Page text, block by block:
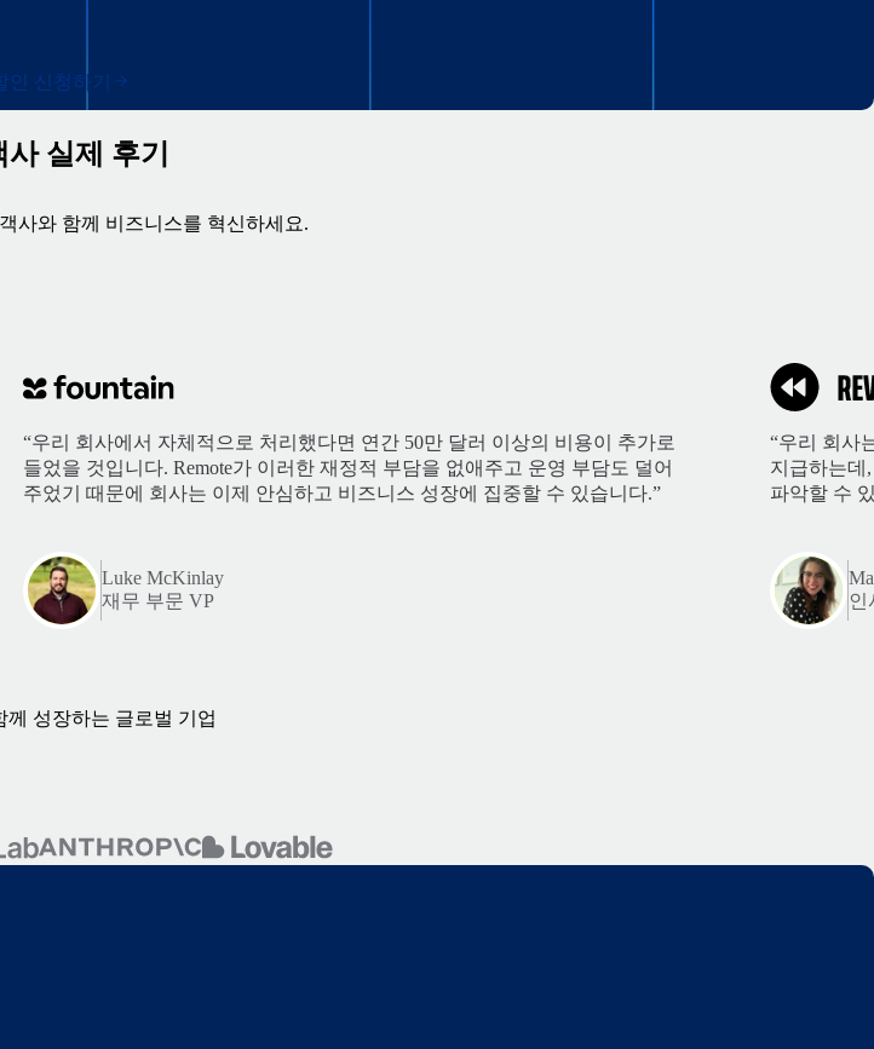
인 신청하기
사 실제 후기
사와 함께 비즈니스를 혁신하세요.
“우리 회사에서 자체적으로 처리했다면 연간 50만 달러 이상의 비용이 추가로
들었을 것입니다. Remote가 이러한 재정적 부담을 없애주고 운영 부담도 덜어
주었기 때문에 회사는 이제 안심하고 비즈니스 성장에 집중할 수 있습니다.”
Luke McKinlay
재무 부문 VP
“우리 회사
지급하는데
파악할 수
인
께 성장하는 글로벌 기업